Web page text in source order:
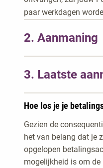
paar werkdagen
2. Aanmaning
bedrag per
collegegeld en de
binnen 14 dagen na
aanmaning is
beëindigd met ingang
datum van deze brief.
3. Laatste
bedrag per omgaande
Indien de
dagen na
ontvangen, ben je
ingebrekestelling is
Hoe los je je
Gezien de
het van belang dat je
opgelopen
mogelijkheid is om